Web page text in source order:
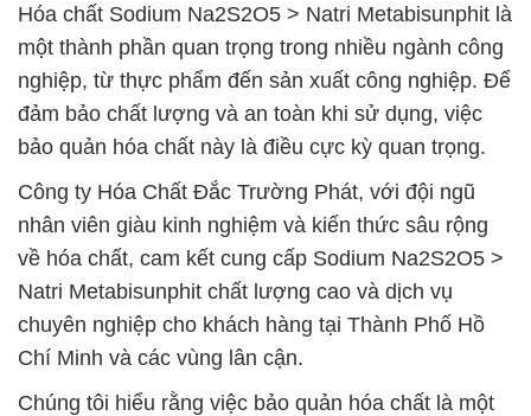
Hóa chất Sodium Na2S2O5 > Natri Metabisunphit là
một thành phần quan trọng trong nhiều ngành công
nghiệp, từ thực phẩm đến sản xuất công nghiệp. Để
đảm bảo chất lượng và an toàn khi sử dụng, việc
bảo quản hóa chất này là điều cực kỳ quan trọng.
Công ty Hóa Chất Đắc Trường Phát, với đội ngũ
nhân viên giàu kinh nghiệm và kiến thức sâu rộng
về hóa chất, cam kết cung cấp Sodium Na2S2O5 >
Natri Metabisunphit chất lượng cao và dịch vụ
chuyên nghiệp cho khách hàng tại Thành Phố Hồ
Chí Minh và các vùng lân cận.
Chúng tôi hiểu rằng việc bảo quản hóa chất là một